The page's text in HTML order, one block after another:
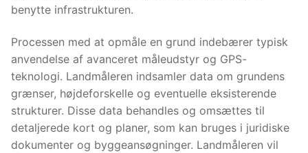
benytte infrastrukturen.
Processen med at opmåle en grund indebærer typisk
anvendelse af avanceret måleudstyr og GPS-
teknologi. Landmåleren indsamler data om grundens
grænser, højdeforskelle og eventuelle eksisterende
strukturer. Disse data behandles og omsættes til
detaljerede kort og planer, som kan bruges i juridiske
dokumenter og byggeansøgninger. Landmåleren vil